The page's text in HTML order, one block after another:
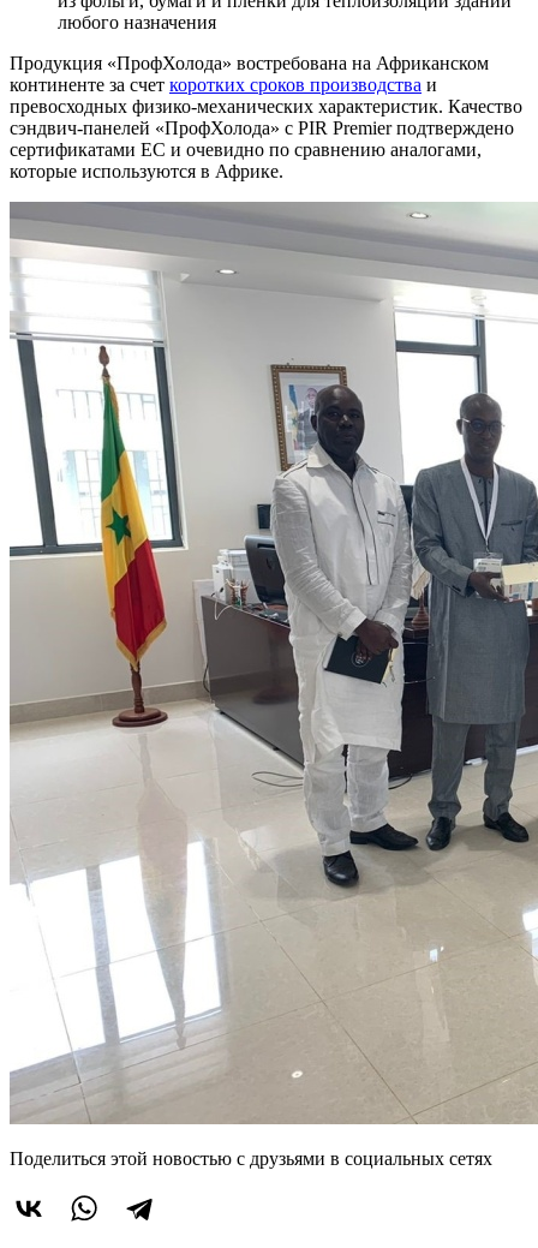
любого назначения
Продукция «ПрофХолода» востребована на Африканском
континенте за счет коротких сроков производства и
превосходных физико-механических характеристик. Качество
сэндвич-панелей «ПрофХолода» с PIR Premier подтверждено
сертификатами ЕС и очевидно по сравнению аналогами,
которые используются в Африке.
Поделиться этой новостью с друзьями в социальных сетях